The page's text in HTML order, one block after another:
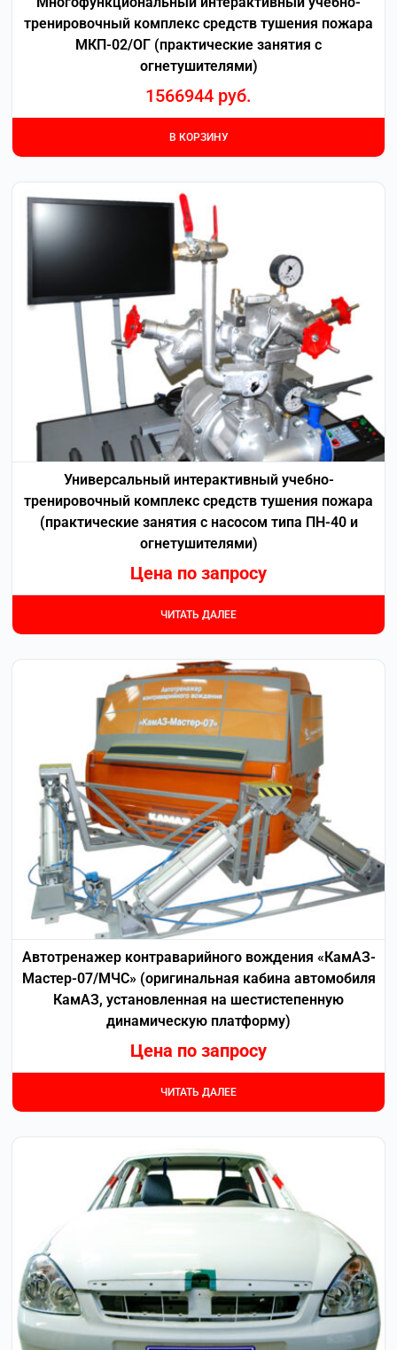
тренировочный комплекс средств тушения пожара
МКП-02/ОГ (практические занятия с
огнетушителями)
1566944 руб.
В КОРЗИНУ
Универсальный интерактивный учебно-
тренировочный комплекс средств тушения пожара
(практические занятия с насосом типа ПН-40 и
огнетушителями)
Цена по запросу
ЧИТАТЬ ДАЛЕЕ
Автотренажер контраварийного вождения «КамАЗ-
Мастер-07/МЧС» (оригинальная кабина автомобиля
КамАЗ, установленная на шестистепенную
динамическую платформу)
Цена по запросу
ЧИТАТЬ ДАЛЕЕ